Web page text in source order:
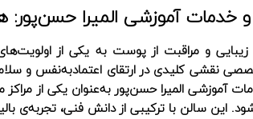
و خدمات آموزشی المیرا
زیبایی و مراقبت از پوست به یکی از
نقشی کلیدی در ارتقای اعتمادبه‌نفس و
آموزشی المیرا حسن‌پور به‌عنوان یکی از
این سالن با ترکیبی از دانش فنی، تجربه‌ی